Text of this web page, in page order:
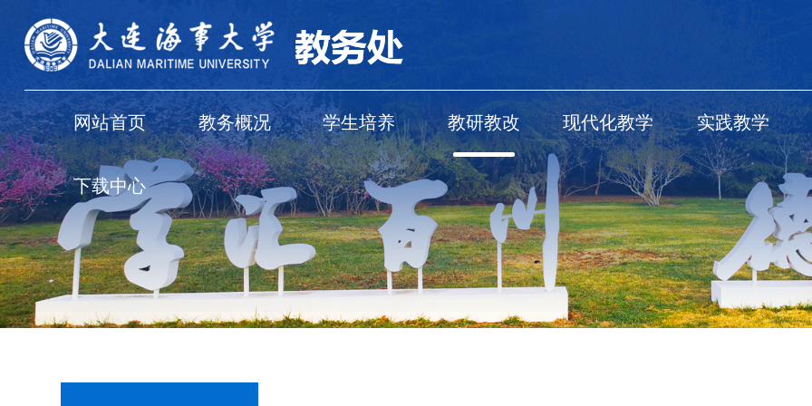
网站首页 教务概况 学生培养 教研教改 现代化教学 实践教学
下载中心